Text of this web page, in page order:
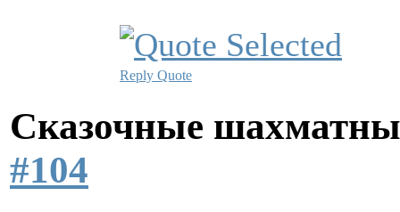
Reply Quote
Сказочные
#104